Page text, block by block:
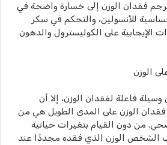
فقدان الوزن إلى خسارة واضحة في
للأنسولين، والتحكم في سكر
الإيجابية على الكوليسترول والدهون
الوزن
وسيلة فاعلة لفقدان الوزن، إلا أن
فقدان الوزن على المدى الطويل هي من
من دون القيام بتغيرات حياتية
الشخص الوزن الذي فقده مجددًا عند